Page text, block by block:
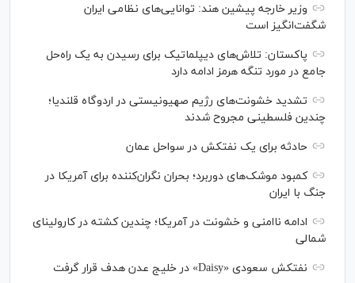
وزیر خارجه پیشین هند: توانایی‌های نظامی ایران
شگفت‌انگیز است
پاکستان: تلاش‌های دیپلماتیک برای رسیدن به یک راه‌حل
جامع در مورد تنگه هرمز ادامه دارد
تشدید خشونت‌های رژیم صهیونیستی در اردوگاه قلندیا؛
چندین فلسطینی مجروح شدند
حادثه برای یک نفتکش در سواحل عمان
کمبود موشک‌های دوربرد؛ بحران نگران‌کننده برای آمریکا در
جنگ با ایران
ادامه ناامنی و خشونت در آمریکا؛ چندین کشته در کارولینای
شمالی
نفتکش سعودی «Daisy» در خلیج عدن هدف قرار گرفت